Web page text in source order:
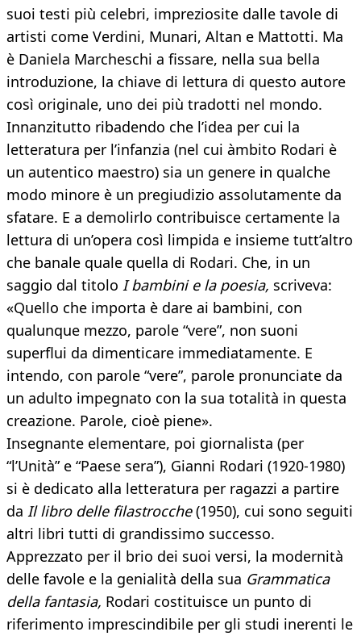
suoi testi più celebri, impreziosite dalle tavole di
artisti come Verdini, Munari, Altan e Mattotti. Ma
è Daniela Marcheschi a fissare, nella sua bella
introduzione, la chiave di lettura di questo autore
così originale, uno dei più tradotti nel mondo.
Innanzitutto ribadendo che l’idea per cui la
letteratura per l’infanzia (nel cui àmbito Rodari è
un autentico maestro) sia un genere in qualche
modo minore è un pregiudizio assolutamente da
sfatare. E a demolirlo contribuisce certamente la
lettura di un’opera così limpida e insieme tutt’altro
che banale quale quella di Rodari. Che, in un
saggio dal titolo I bambini e la poesia, scriveva:
«Quello che importa è dare ai bambini, con
qualunque mezzo, parole “vere”, non suoni
superflui da dimenticare immediatamente. E
intendo, con parole “vere”, parole pronunciate da
un adulto impegnato con la sua totalità in questa
creazione. Parole, cioè piene».
Insegnante elementare, poi giornalista (per
“l’Unità” e “Paese sera”), Gianni Rodari (1920-1980)
si è dedicato alla letteratura per ragazzi a partire
da Il libro delle filastrocche(1950), cui sono seguiti
altri libri tutti di grandissimo successo.
Apprezzato per il brio dei suoi versi, la modernità
delle favole e la genialità della sua Grammatica
della fantasia, Rodari costituisce un punto di
riferimento imprescindibile per gli studi inerenti le